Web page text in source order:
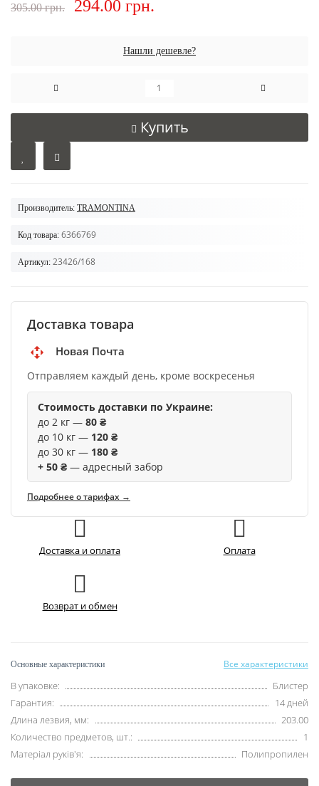
305.00 грн. 294.00 грн.
Нашли дешевле?
Купить
Производитель: TRAMONTINA
Код товара: 6366769
Артикул: 23426/168
Доставка товара
Новая Почта
Отправляем каждый день, кроме воскресенья
Стоимость доставки по Украине:
до 2 кг — 80 ₴
до 10 кг — 120 ₴
до 30 кг — 180 ₴
+ 50 ₴ — адресный забор
Подробнее о тарифах →
Доставка и оплата Оплата
Возврат и обмен
Основные характеристики Все характеристики
В упаковке:
Блистер
Гарантия:
14 дней
Длина лезвия, мм:
203.00
Количество предметов, шт.:
1
Матеріал руків'я:
Полипропилен